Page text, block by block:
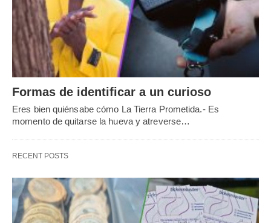
Formas de identificar a un curioso
Eres bien quiénsabe cómo La Tierra Prometida.- Es
momento de quitarse la hueva y atreverse…
RECENT POSTS